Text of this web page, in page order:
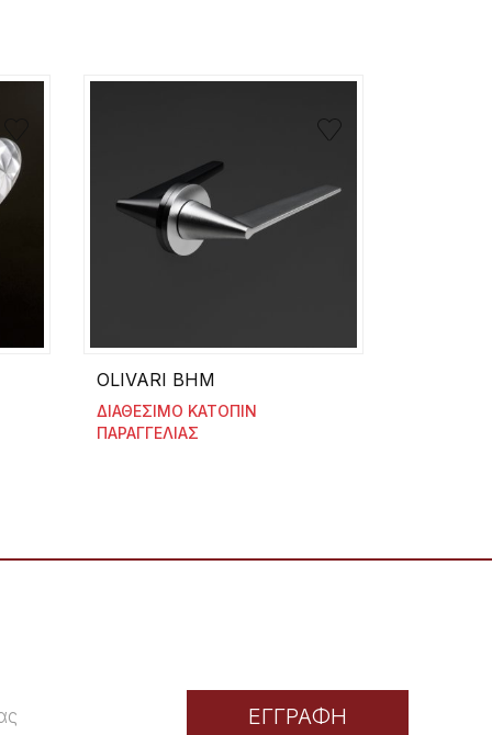
OLIVARI BHM
ΔΙΑΘΕΣΙΜΟ ΚΑΤΟΠΙΝ
ΠΑΡΑΓΓΕΛΙΑΣ
ΕΓΓΡΑΦΗ